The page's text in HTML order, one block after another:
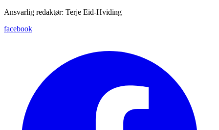
Ansvarlig redaktør: Terje Eid-Hviding
facebook